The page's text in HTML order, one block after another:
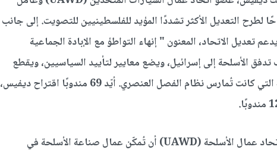
لطرح التعديل الأكثر تشددًا المؤيد للفلسطينيين للتصويت. إلى جانب
تعديل الاتحاد، المعنون " إنهاء التواطؤ مع الإبادة الجماعية
تدفق الأسلحة إلى إسرائيل، ويضع معايير لتأييد السياسيين، ويقطع
العلاقات مع منظمة الهستدروت العمالية التي كانت تُمارس نظام الفصل العنصري. أيّد 69 مندوبًا اقتراح ديفيس،
كان من شأن النسخة الأقوى من تعديل اتحاد عمال الأسلحة (UAWD) أن تُمكّن عمال صناعة الأسلحة في